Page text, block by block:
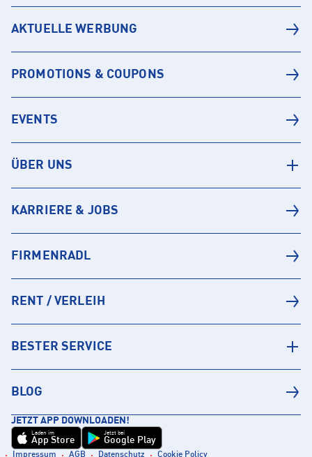
AKTUELLE WERBUNG
PROMOTIONS & COUPONS
EVENTS
ÜBER UNS
KARRIERE & JOBS
FIRMENRADL
RENT / VERLEIH
BESTER SERVICE
BLOG
JETZT APP DOWNLOADEN!
Laden im
App Store
Jetzt bei
Google Play
Impressum AGB Datenschutz Cookie Policy